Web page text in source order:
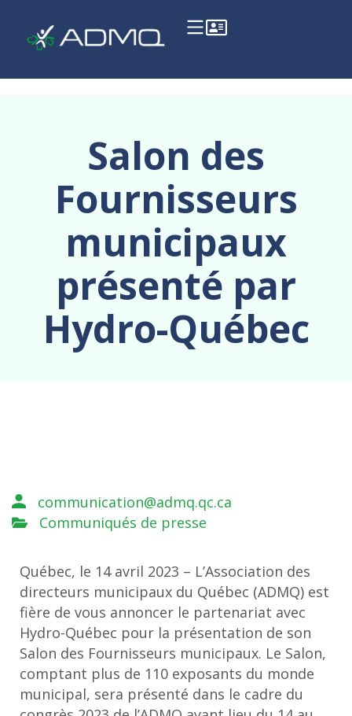
Salon des
Fournisseurs
municipaux
présenté par
Hydro-Québec
communication@admq.qc.ca
Communiqués de presse
Québec, le 14 avril 2023 – L’Association des
directeurs municipaux du Québec (ADMQ) est
fière de vous annoncer le partenariat avec
Hydro-Québec pour la présentation de son
Salon des Fournisseurs municipaux. Le Salon,
comptant plus de 110 exposants du monde
municipal, sera présenté dans le cadre du